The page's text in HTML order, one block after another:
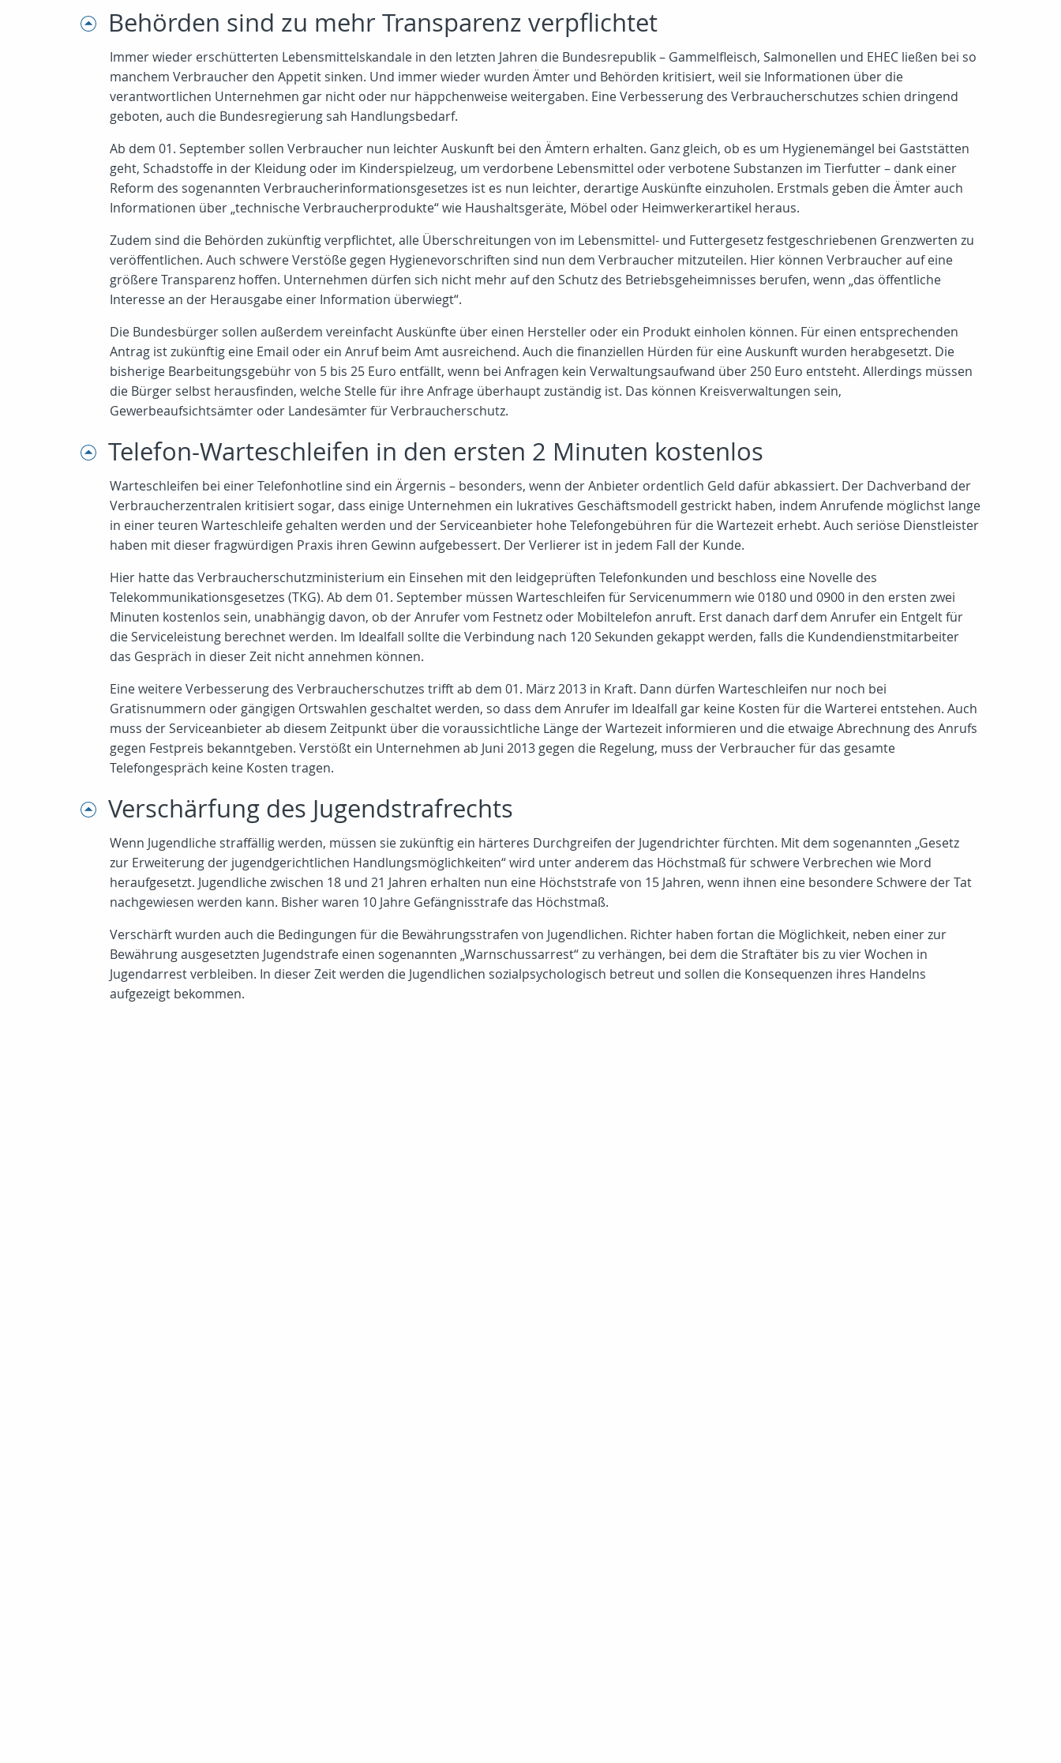
Behörden sind zu mehr Transparenz verpflichtet
Immer wieder erschütterten Lebensmittelskandale in den letzten Jahren die Bundesrepublik – Gammelfleisch, Salmonellen und EHEC ließen bei so
manchem Verbraucher den Appetit sinken. Und immer wieder wurden Ämter und Behörden kritisiert, weil sie Informationen über die
verantwortlichen Unternehmen gar nicht oder nur häppchenweise weitergaben. Eine Verbesserung des Verbraucherschutzes schien dringend
geboten, auch die Bundesregierung sah Handlungsbedarf.
Ab dem 01. September sollen Verbraucher nun leichter Auskunft bei den Ämtern erhalten. Ganz gleich, ob es um Hygienemängel bei Gaststätten
geht, Schadstoffe in der Kleidung oder im Kinderspielzeug, um verdorbene Lebensmittel oder verbotene Substanzen im Tierfutter – dank einer
Reform des sogenannten Verbraucherinformationsgesetzes ist es nun leichter, derartige Auskünfte einzuholen. Erstmals geben die Ämter auch
Informationen über „technische Verbraucherprodukte“ wie Haushaltsgeräte, Möbel oder Heimwerkerartikel heraus.
Zudem sind die Behörden zukünftig verpflichtet, alle Überschreitungen von im Lebensmittel- und Futtergesetz festgeschriebenen Grenzwerten zu
veröffentlichen. Auch schwere Verstöße gegen Hygienevorschriften sind nun dem Verbraucher mitzuteilen. Hier können Verbraucher auf eine
größere Transparenz hoffen. Unternehmen dürfen sich nicht mehr auf den Schutz des Betriebsgeheimnisses berufen, wenn „das öffentliche
Interesse an der Herausgabe einer Information überwiegt“.
Die Bundesbürger sollen außerdem vereinfacht Auskünfte über einen Hersteller oder ein Produkt einholen können. Für einen entsprechenden
Antrag ist zukünftig eine Email oder ein Anruf beim Amt ausreichend. Auch die finanziellen Hürden für eine Auskunft wurden herabgesetzt. Die
bisherige Bearbeitungsgebühr von 5 bis 25 Euro entfällt, wenn bei Anfragen kein Verwaltungsaufwand über 250 Euro entsteht. Allerdings müssen
die Bürger selbst herausfinden, welche Stelle für ihre Anfrage überhaupt zuständig ist. Das können Kreisverwaltungen sein,
Gewerbeaufsichtsämter oder Landesämter für Verbraucherschutz.
Telefon-Warteschleifen in den ersten 2 Minuten kostenlos
Warteschleifen bei einer Telefonhotline sind ein Ärgernis – besonders, wenn der Anbieter ordentlich Geld dafür abkassiert. Der Dachverband der
Verbraucherzentralen kritisiert sogar, dass einige Unternehmen ein lukratives Geschäftsmodell gestrickt haben, indem Anrufende möglichst lange
in einer teuren Warteschleife gehalten werden und der Serviceanbieter hohe Telefongebühren für die Wartezeit erhebt. Auch seriöse Dienstleister
haben mit dieser fragwürdigen Praxis ihren Gewinn aufgebessert. Der Verlierer ist in jedem Fall der Kunde.
Hier hatte das Verbraucherschutzministerium ein Einsehen mit den leidgeprüften Telefonkunden und beschloss eine Novelle des
Telekommunikationsgesetzes (TKG). Ab dem 01. September müssen Warteschleifen für Servicenummern wie 0180 und 0900 in den ersten zwei
Minuten kostenlos sein, unabhängig davon, ob der Anrufer vom Festnetz oder Mobiltelefon anruft. Erst danach darf dem Anrufer ein Entgelt für
die Serviceleistung berechnet werden. Im Idealfall sollte die Verbindung nach 120 Sekunden gekappt werden, falls die Kundendienstmitarbeiter
das Gespräch in dieser Zeit nicht annehmen können.
Eine weitere Verbesserung des Verbraucherschutzes trifft ab dem 01. März 2013 in Kraft. Dann dürfen Warteschleifen nur noch bei
Gratisnummern oder gängigen Ortswahlen geschaltet werden, so dass dem Anrufer im Idealfall gar keine Kosten für die Warterei entstehen. Auch
muss der Serviceanbieter ab diesem Zeitpunkt über die voraussichtliche Länge der Wartezeit informieren und die etwaige Abrechnung des Anrufs
gegen Festpreis bekanntgeben. Verstößt ein Unternehmen ab Juni 2013 gegen die Regelung, muss der Verbraucher für das gesamte
Telefongespräch keine Kosten tragen.
Verschärfung des Jugendstrafrechts
Wenn Jugendliche straffällig werden, müssen sie zukünftig ein härteres Durchgreifen der Jugendrichter fürchten. Mit dem sogenannten „Gesetz
zur Erweiterung der jugendgerichtlichen Handlungsmöglichkeiten“ wird unter anderem das Höchstmaß für schwere Verbrechen wie Mord
heraufgesetzt. Jugendliche zwischen 18 und 21 Jahren erhalten nun eine Höchststrafe von 15 Jahren, wenn ihnen eine besondere Schwere der Tat
nachgewiesen werden kann. Bisher waren 10 Jahre Gefängnisstrafe das Höchstmaß.
Verschärft wurden auch die Bedingungen für die Bewährungsstrafen von Jugendlichen. Richter haben fortan die Möglichkeit, neben einer zur
Bewährung ausgesetzten Jugendstrafe einen sogenannten „Warnschussarrest“ zu verhängen, bei dem die Straftäter bis zu vier Wochen in
Jugendarrest verbleiben. In dieser Zeit werden die Jugendlichen sozialpsychologisch betreut und sollen die Konsequenzen ihres Handelns
aufgezeigt bekommen.